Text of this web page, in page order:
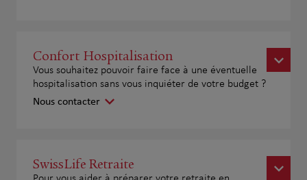
Confort Hospitalisation
Vous souhaitez pouvoir faire face à une éventuelle
hospitalisation sans vous inquiéter de votre budget ?
Nous contacter
SwissLife Retraite